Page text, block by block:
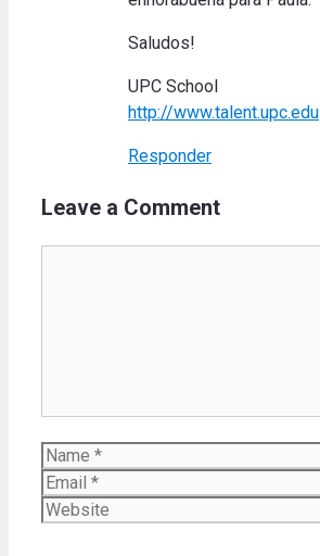
Saludos!
UPC School
http://www.talent.upc.edu
Responder
Leave a Comment
Name